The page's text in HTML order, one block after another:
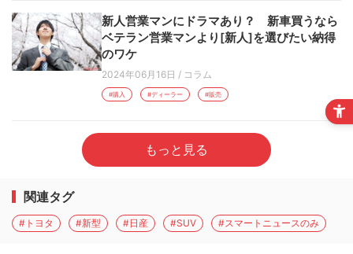
新人営業マンにドラマあり？ 新車買うなら
ベテラン営業マンより[新人]を選びたい納得
のワケ
2024年06月16日 / コラム
#購入 #ディーラー #販売
もっと見る
関連タグ
#トヨタ #新型 #日産 #SUV #スマートニュースのみ